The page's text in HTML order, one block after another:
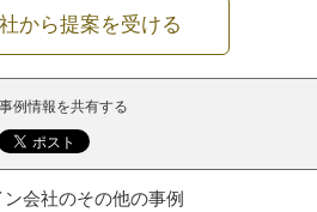
から提案を受ける
例情報を共有する
ン会社のその他の事例